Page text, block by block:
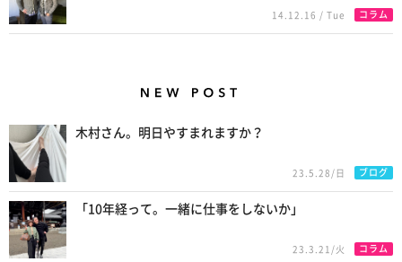
14.12.16 / Tue コラム
木村さん。明日やすまれますか？
23.5.28/日 ブログ
「10年経って。一緒に仕事をしないか」
23.3.21/火 コラム